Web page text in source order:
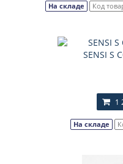
На складе Код
SENSI S
1
На складе